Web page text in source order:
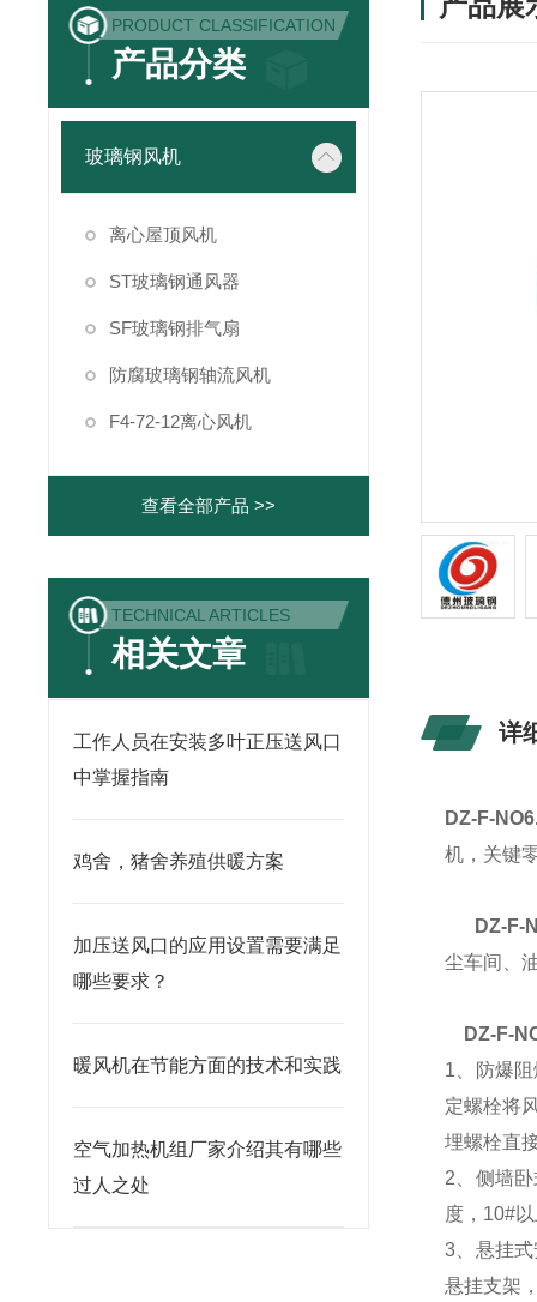
PRODUCT CLASSIFICATION
产品分类
玻璃钢风机
离心屋顶风机
ST玻璃钢通风器
SF玻璃钢排气扇
防腐玻璃钢轴流风机
F4-72-12离心风机
查看全部产品 >>
TECHNICAL ARTICLES
相关文章
工作人员在安装多叶正压送风口
中掌握指南
鸡舍，猪舍养殖供暖方案
加压送风口的应用设置需要满足
哪些要求？
暖风机在节能方面的技术和实践
空气加热机组厂家介绍其有哪些
过人之处
详
DZ-F-
机，关键
DZ-F-
尘车间、
DZ-F-
1、防爆
定螺栓将
埋螺栓直
2、侧墙
度，10#
3、悬挂
悬挂支架